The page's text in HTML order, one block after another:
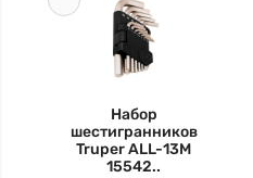
Набор
шестигранников
Truper ALL-13M
15542..